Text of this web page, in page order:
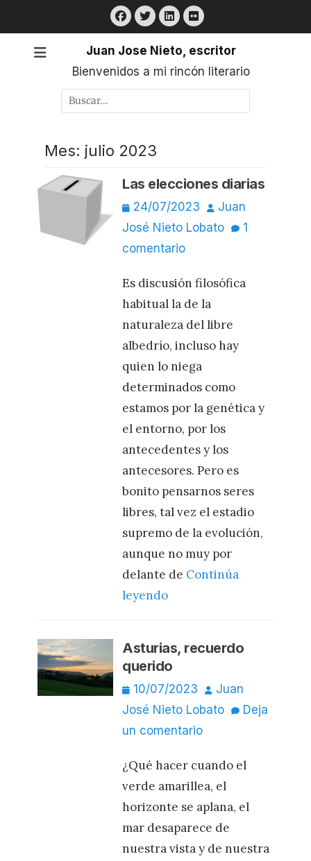
al
contenido
Facebook
Twitter
LinkedIn
Flickr
Juan Jose Nieto, escritor
Bienvenidos a mi rincón literario
Buscar
Mes: julio 2023
Las elecciones diarias
Publicado
el
24/07/2023 Autor
Juan
José Nieto Lobato
1
comentario
Es discusión filosófica
habitual la de la
naturaleza del libre
albedrío, incluso hay
quien lo niega
determinados como
estamos por la genética y
el entorno, por los
antecedentes y los
antecesores. Pero es
bonito pensarnos seres
libres, tal vez el estadio
supremo de la evolución,
aunque no muy por
delante de Continúa
leyendo
Asturias, recuerdo
querido
Publicado
el
10/07/2023 Autor
Juan
José Nieto Lobato
Deja
un comentario
¿Qué hacer cuando el
verde amarillea, el
horizonte se aplana, el
mar desaparece de
nuestra vista y de nuestra